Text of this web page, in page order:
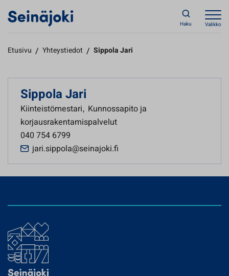
Haku Valikko
Etusivu / Yhteystiedot / Sippola Jari
Sippola Jari
Kiinteistömestari, Kunnossapito ja
korjausrakentamispalvelut
040 754 6799
jari.sippola@seinajoki.fi